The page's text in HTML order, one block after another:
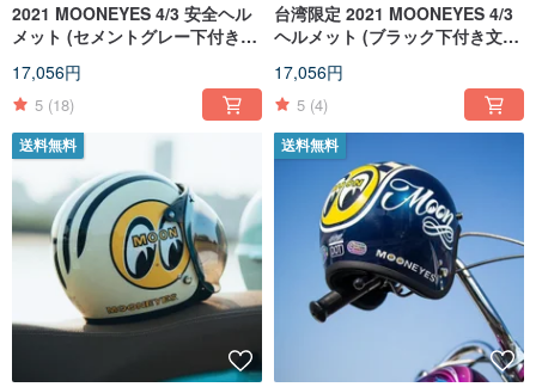
2021 MOONEYES 4/3 安全ヘル
メット (セメントグレー下付きエ
ル
17,056円
5 (18)
台湾限定 2021 MOONEYES 4/3
ヘルメット (ブラック下付き文字
17,056円
5 (4)
送料無料 送料無料